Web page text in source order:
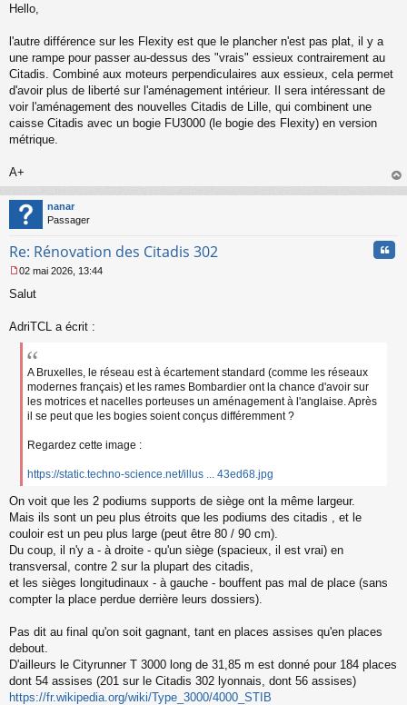
e
g
e
n
o
n
u
Hello,
l'autre différence sur les Flexity est que le plancher n'est pas plat, il y a
une rampe pour passer au-dessus des "vrais" essieux contrairement au
Citadis. Combiné aux moteurs perpendiculaires aux essieux, cela permet
d'avoir plus de liberté sur l'aménagement intérieur. Il sera intéressant de
voir l'aménagement des nouvelles Citadis de Lille, qui combinent une
caisse Citadis avec un bogie FU3000 (le bogie des Flexity) en version
métrique.
A+
au
nanar
Passager
Re: Rénovation des Citadis 302
e
s
02 mai 2026, 13:44
Salut
AdriTCL a écrit :
A Bruxelles, le réseau est à écartement standard (comme les réseaux
modernes français) et les rames Bombardier ont la chance d'avoir sur
les motrices et nacelles porteuses un aménagement à l'anglaise. Après
il se peut que les bogies soient conçus différemment ?
Regardez cette image :
https://static.techno-science.net/illus ... 43ed68.jpg
On voit que les 2 podiums supports de siège ont la même largeur.
Mais ils sont un peu plus étroits que les podiums des citadis , et le
couloir est un peu plus large (peut être 80 / 90 cm).
Du coup, il n'y a - à droite - qu'un siège (spacieux, il est vrai) en
transversal, contre 2 sur la plupart des citadis,
et les sièges longitudinaux - à gauche - bouffent pas mal de place (sans
compter la place perdue derrière leurs dossiers).
Pas dit au final qu'on soit gagnant, tant en places assises qu'en places
debout.
D'ailleurs le Cityrunner T 3000 long de 31,85 m est donné pour 184 places
dont 54 assises (201 sur le Citadis 302 lyonnais, dont 56 assises)
https://fr.wikipedia.org/wiki/Type_3000/4000_STIB